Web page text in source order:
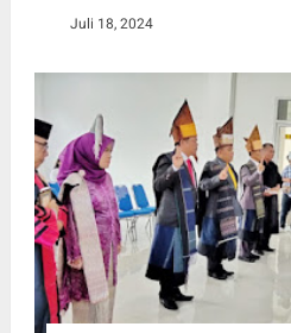
Juli 18, 2024